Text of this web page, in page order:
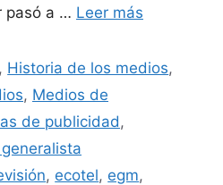
pasó a … Leer más
, Historia de los medios,
, Medios de
de publicidad,
, ecotel, egm,